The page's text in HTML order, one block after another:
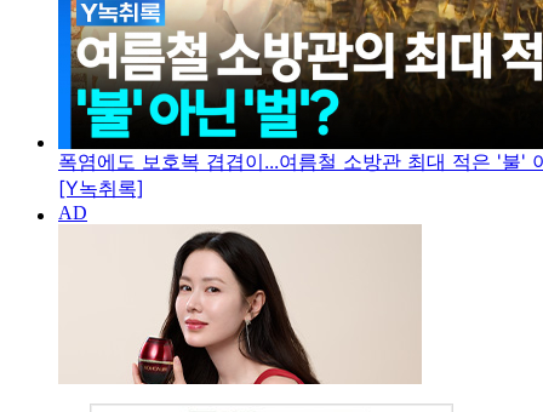
폭염에도 보호복 겹겹이...여름철 소방관 최대 적은 '불'
[Y녹취록]